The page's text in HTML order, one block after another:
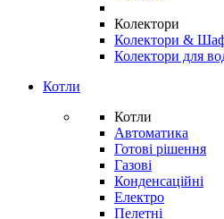
Колектори
Колектори &
Колектори для
Котли
Котли
Автоматика
Готові рішення
Газові
Конденсаційні
Електро
Пелетні